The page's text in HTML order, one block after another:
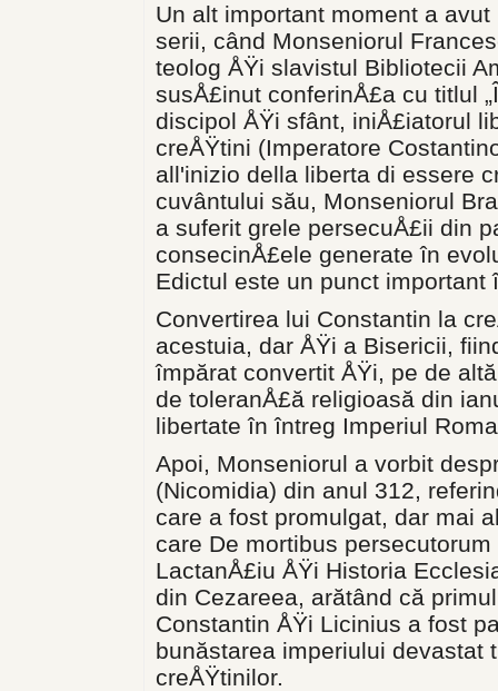
Un alt important moment a
serii, când Monseniorul
teolog ÅŸi slavistul Bibliotecii
susÅ£inut conferinÅ£a cu titlul
discipol ÅŸi sfânt, iniÅ£iatorul
creÅŸtini (Imperatore
all'inizio della liberta di essere
cuvân­tului său, Monseniorul
a suferit grele persecuÅ£ii din
consecinÅ£ele generate în
Edictul este un punct
Convertirea lui Constantin la
acestuia, dar ÅŸi a Bisericii,
împărat convertit ÅŸi, pe de
de toleranÅ£ă religioasă din
libertate în întreg Imperiul
Apoi, Monseniorul a vorbit
(Nicomidia) din anul 312,
care a fost promulgat, dar mai
care De mortibus
LactanÅ£iu ÅŸi Historia
din Cezareea, ară­tând că
Constantin ÅŸi Licinius a fost
bunăstarea impe­riului devastat
creÅŸtinilor.